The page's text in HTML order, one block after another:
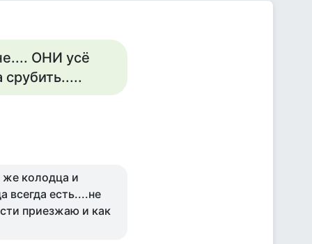
ОНИ усё
же колодца и
всегда есть....не
приезжаю и как